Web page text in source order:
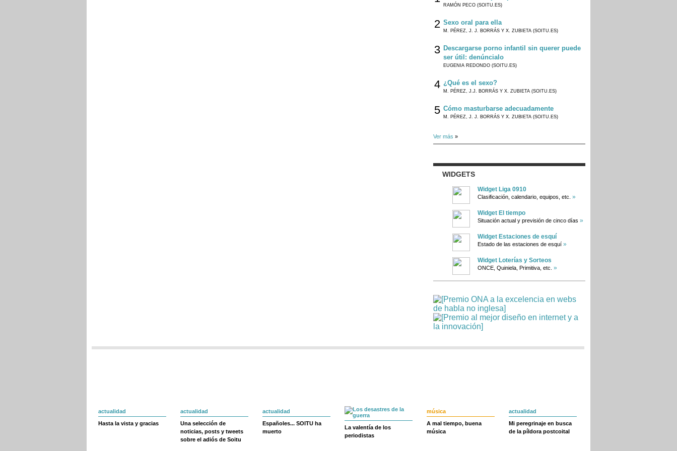
RAMÓN PECO (SOITU.ES)
2 Sexo oral para ella
M. PÉREZ, J. J. BORRÁS Y X. ZUBIETA (SOITU.ES)
3 Descargarse porno infantil sin querer puede
ser útil: denúncialo
EUGENIA REDONDO (SOITU.ES)
4 ¿Qué es el sexo?
M. PÉREZ, J.J. BORRÁS Y X. ZUBIETA (SOITU.ES)
5 Cómo masturbarse adecuadamente
M. PÉREZ, J. J. BORRÁS Y X. ZUBIETA (SOITU.ES)
Ver más »
WIDGETS
Widget Liga 0910
Clasificación, calendario, equipos, etc. »
Widget El tiempo
Situación actual y previsión de cinco días »
Widget Estaciones de esquí
Estado de las estaciones de esquí »
Widget Loterías y Sorteos
ONCE, Quiniela, Primitiva, etc. »
actualidad
Hasta la vista y gracias
actualidad
Una selección de
noticias, posts y tweets
sobre el adiós de Soitu
actualidad
Españoles... SOITU ha
muerto
La valentía de los
periodistas
música
A mal tiempo, buena
música
actualidad
Mi peregrinaje en busca
de la píldora postcoital